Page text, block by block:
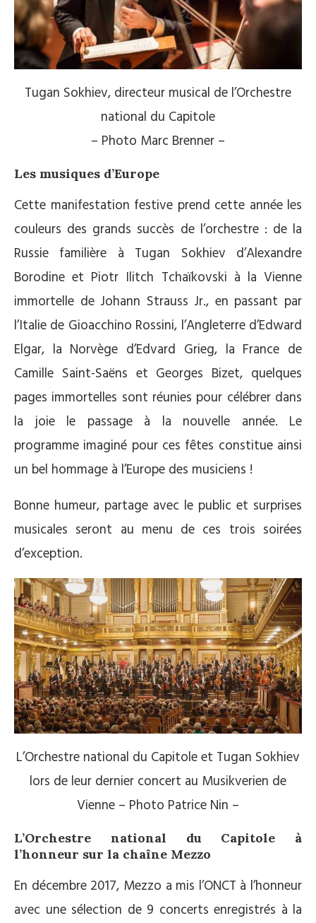
Tugan Sokhiev, directeur musical de l’Orchestre
national du Capitole
– Photo Marc Brenner –
Les musiques d’Europe
Cette manifestation festive prend cette année les
couleurs des grands succès de l’orchestre : de la
Russie familière à Tugan Sokhiev d’Alexandre
Borodine et Piotr Ilitch Tchaïkovski à la Vienne
immortelle de Johann Strauss Jr., en passant par
l’Italie de Gioacchino Rossini, l’Angleterre d’Edward
Elgar, la Norvège d’Edvard Grieg, la France de
Camille Saint-Saëns et Georges Bizet, quelques
pages immortelles sont réunies pour célébrer dans
la joie le passage à la nouvelle année. Le
programme imaginé pour ces fêtes constitue ainsi
un bel hommage à l’Europe des musiciens !
Bonne humeur, partage avec le public et surprises
musicales seront au menu de ces trois soirées
d’exception.
L’Orchestre national du Capitole et Tugan Sokhiev
lors de leur dernier concert au Musikverien de
Vienne – Photo Patrice Nin –
L’Orchestre national du Capitole à
l’honneur sur la chaîne Mezzo
En décembre 2017, Mezzo a mis l’ONCT à l’honneur
avec une sélection de 9 concerts enregistrés à la